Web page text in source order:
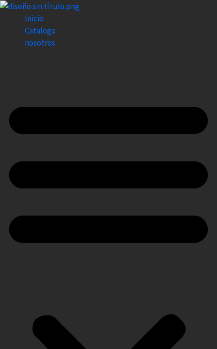
Ir
contenido
Inicio
Catalogo
nosotros